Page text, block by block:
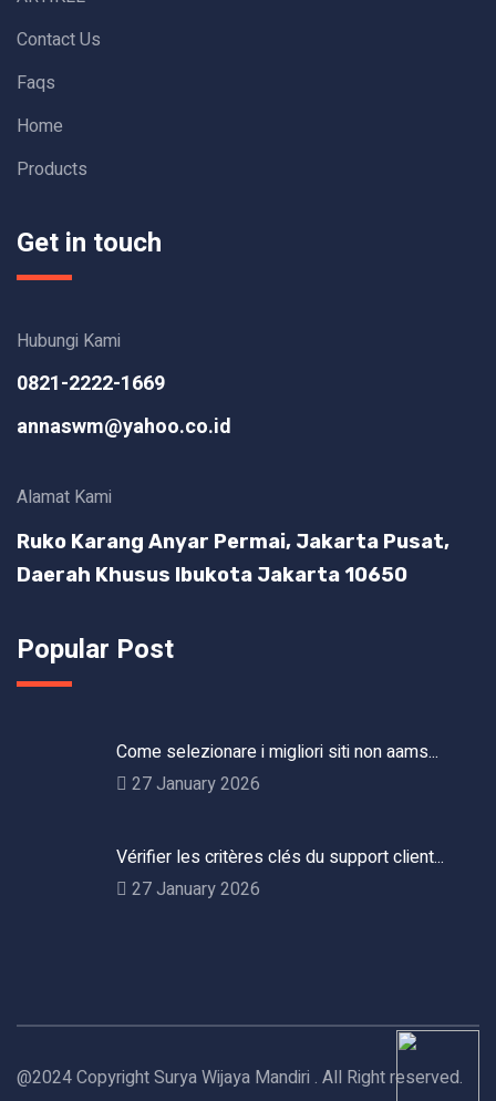
Contact Us
Faqs
Home
Products
Get in touch
Hubungi Kami
0821-2222-1669
annaswm@yahoo.co.id
Alamat Kami
Ruko Karang Anyar Permai, Jakarta Pusat,
Daerah Khusus Ibukota Jakarta 10650
Popular Post
Come selezionare i migliori siti non aams...
27 January 2026
Vérifier les critères clés du support client...
27 January 2026
@2024 Copyright Surya Wijaya Mandiri . All Right reserved.